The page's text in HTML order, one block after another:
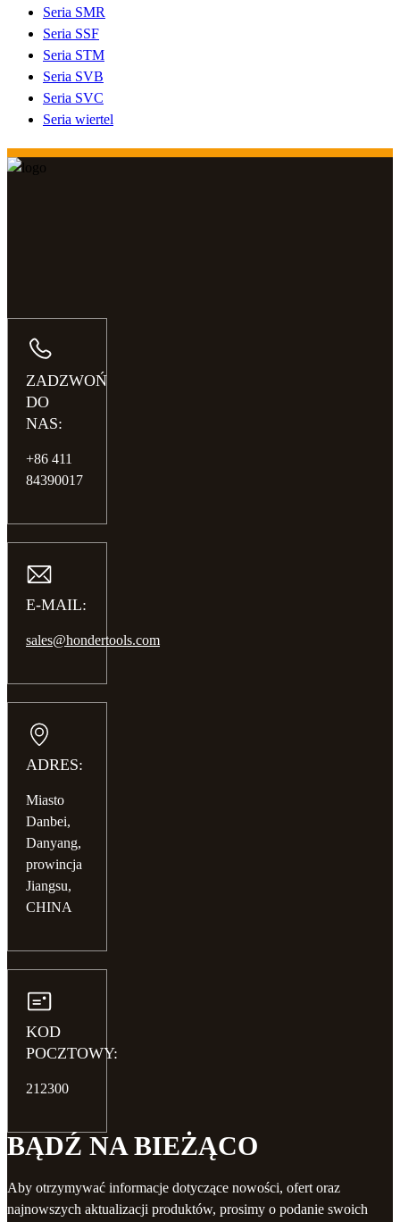
Seria SMR
Seria SSF
Seria STM
Seria SVB
Seria SVC
Seria wiertel
ZADZWOŃ
DO
NAS:
+86 411
84390017
E-MAIL:
sales@hondertools.com
ADRES:
Miasto
Danbei,
Danyang,
prowincja
Jiangsu,
CHINA
KOD
POCZTOWY:
212300
BĄDŹ NA BIEŻĄCO
Aby otrzymywać informacje dotyczące nowości, ofert oraz
najnowszych aktualizacji produktów, prosimy o podanie swoich